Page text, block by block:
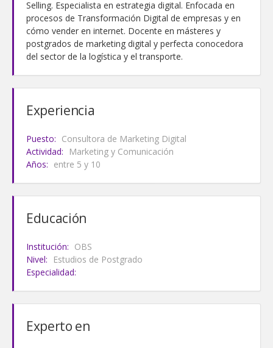
Selling. Especialista en estrategia digital. Enfocada en
procesos de Transformación Digital de empresas y en
cómo vender en internet. Docente en másteres y
postgrados de marketing digital y perfecta conocedora
del sector de la logística y el transporte.
Experiencia
Puesto: Consultora de Marketing Digital
Actividad:
Marketing y Comunicación
Años: entre 5 y 10
Educación
Institución: OBS
Nivel:
Estudios de Postgrado
Especialidad:
Experto en